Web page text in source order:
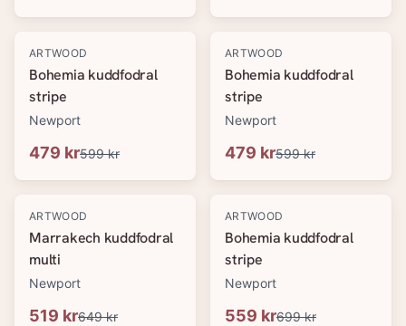
-20%
ARTWOOD
Bohemia kuddfodral
stripe
Newport
479 kr599 kr
-20%
ARTWOOD
Bohemia kuddfodral
stripe
Newport
479 kr599 kr
-20%
ARTWOOD
Marrakech kuddfodral
multi
Newport
519 kr649 kr
-20%
ARTWOOD
Bohemia kuddfodral
stripe
Newport
559 kr699 kr